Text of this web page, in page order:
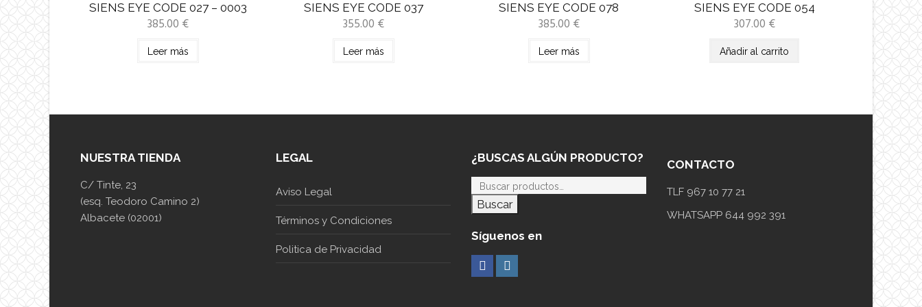
SIENS EYE CODE 027 – 0003
385.00 €
Leer más
SIENS EYE CODE 037
355.00 €
Leer más
SIENS EYE CODE 078
385.00 €
Leer más
SIENS EYE CODE 054
307.00 €
Añadir al carrito
NUESTRA TIENDA
C/ Tinte, 23
(esq. Teodoro Camino 2)
Albacete (02001)
LEGAL
Aviso Legal
Términos y Condiciones
Politica de Privacidad
¿BUSCAS ALGÚN PRODUCTO?
Buscar
CONTACTO
TLF 967 10 77 21
WHATSAPP 644 992 391
Síguenos en